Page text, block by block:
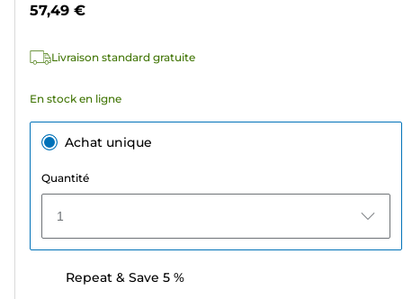
avis
57,49 €
Livraison standard gratuite
En stock en ligne
Achat unique
Quantité
1
Repeat & Save 5 %